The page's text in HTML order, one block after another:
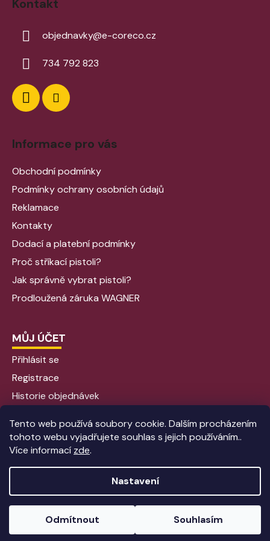
Tento web používá soubory cookie. Dalším procházením
tohoto webu vyjadřujete souhlas s jejich používáním..
Více informací zde.
Nastavení
Odmítnout Souhlasím
Kontakt
objednavky@e-coreco.cz
734 792 823
Informace pro vás
Obchodní podmínky
Podmínky ochrany osobních údajů
Reklamace
Kontakty
Dodací a platební podmínky
Proč stříkací pistoli?
Jak správně vybrat pistoli?
Prodloužená záruka WAGNER
MŮJ ÚČET
Přihlásit se
Registrace
Historie objednávek
Vytvořil Shoptet
Anque Media
práva vyhrazena.